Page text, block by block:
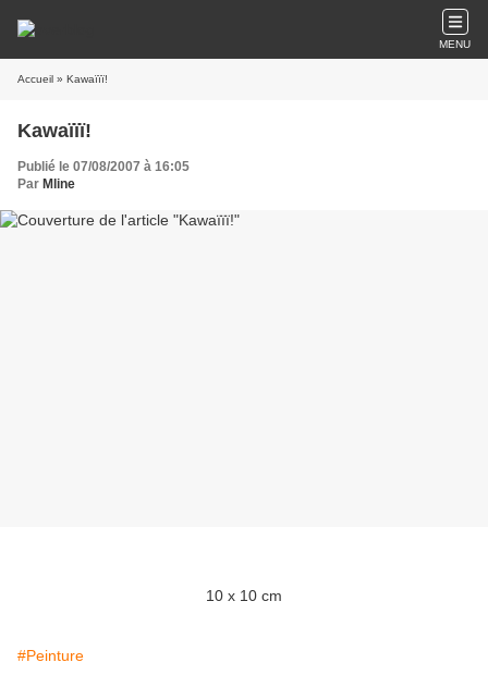
MENU
Accueil » Kawaïïï!
Kawaïïï!
Publié le 07/08/2007 à 16:05
Par Mline
10 x 10 cm
#Peinture